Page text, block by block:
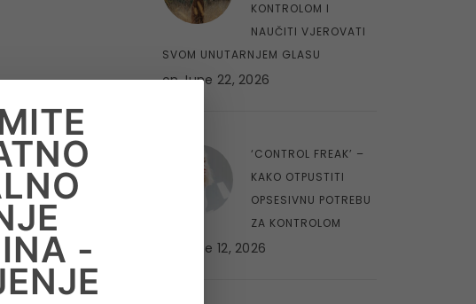
KONTROLOM I
NAUČITI VJEROVATI
SVOM UNUTARNJEM GLASU
on June 22, 2026
‘CONTROL FREAK’ –
KAKO OTPUSTITI
OPSESIVNU POTREBU
ZA KONTROLOM
June 12, 2026
-